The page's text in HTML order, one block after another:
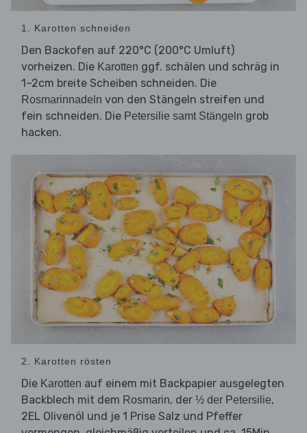
1. Karotten schneiden
Den Backofen auf 220°C (200°C Umluft)
vorheizen. Die Karotten ggf. schälen und schräg in
1–2cm breite Scheiben schneiden. Die
Rosmarinnadeln von den Stängeln streifen und
fein schneiden. Die Petersilie samt Stängeln grob
hacken.
2. Karotten rösten
Die Karotten auf einem mit Backpapier ausgelegten
Backblech mit dem Rosmarin, der ½ der Petersilie,
2EL Olivenöl und je 1 Prise Salz und Pfeffer